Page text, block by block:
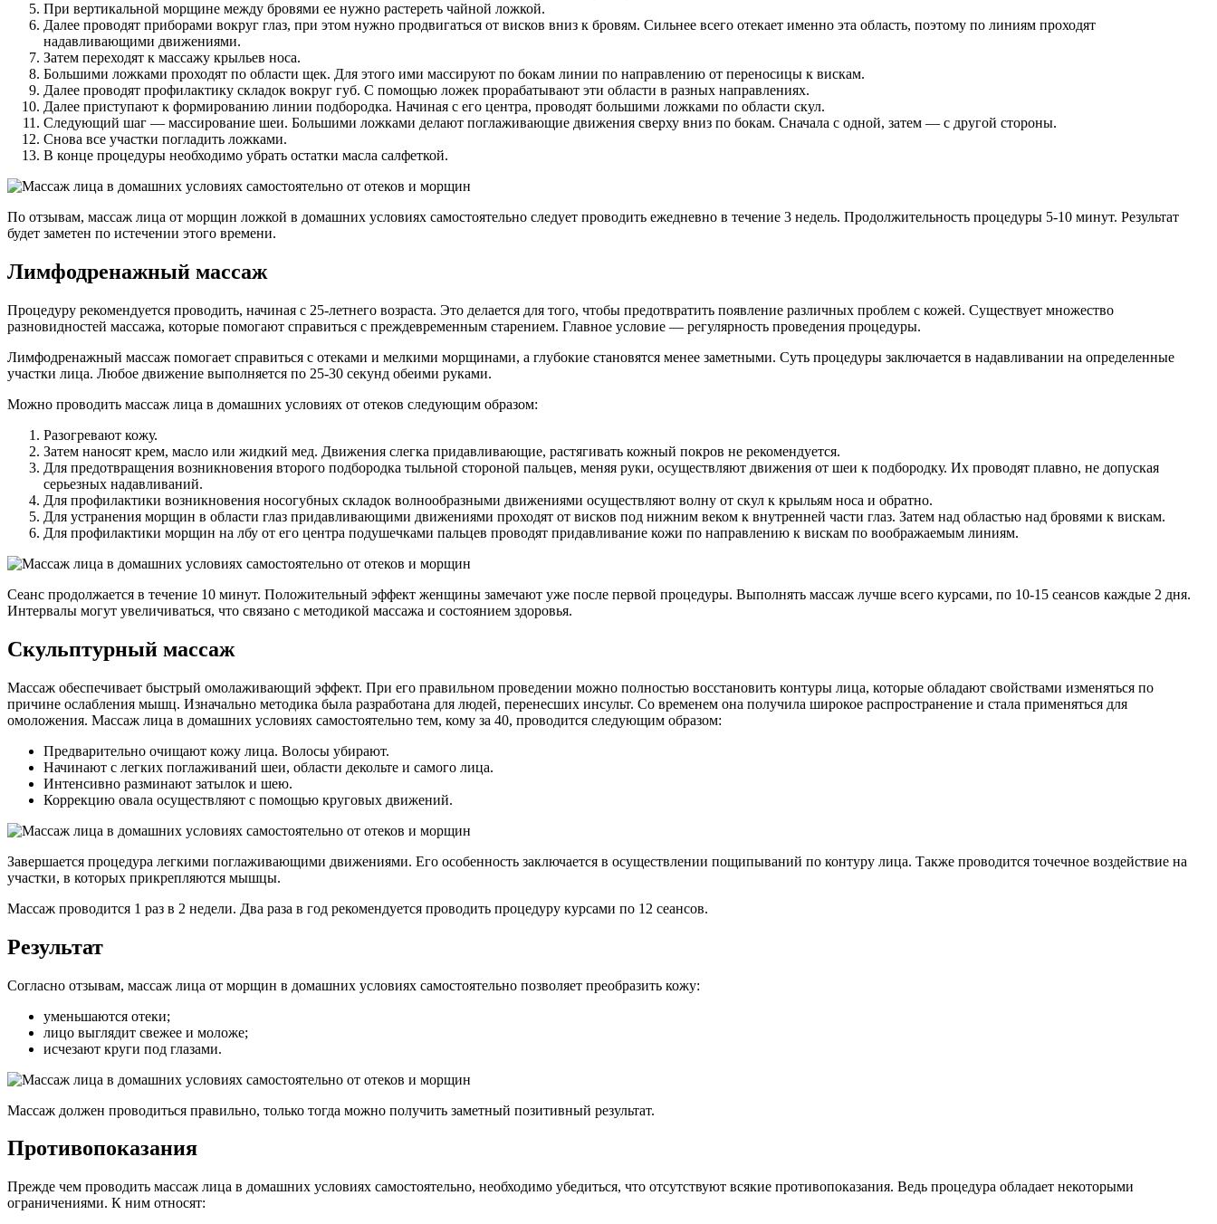
При вертикальной морщине между бровями ее нужно растереть чайной ложкой.
Далее проводят приборами вокруг глаз, при этом нужно продвигаться от висков вниз к бровям. Сильнее всего отекает именно эта область, поэтому по линиям проходят
надавливающими движениями.
Затем переходят к массажу крыльев носа.
Большими ложками проходят по области щек. Для этого ими массируют по бокам линии по направлению от переносицы к вискам.
Далее проводят профилактику складок вокруг губ. С помощью ложек прорабатывают эти области в разных направлениях.
Далее приступают к формированию линии подбородка. Начиная с его центра, проводят большими ложками по области скул.
Следующий шаг — массирование шеи. Большими ложками делают поглаживающие движения сверху вниз по бокам. Сначала с одной, затем — с другой стороны.
Снова все участки погладить ложками.
В конце процедуры необходимо убрать остатки масла салфеткой.
По отзывам, массаж лица от морщин ложкой в домашних условиях самостоятельно следует проводить ежедневно в течение 3 недель. Продолжительность процедуры 5-10 минут. Результат
будет заметен по истечении этого времени.
Лимфодренажный массаж
Процедуру рекомендуется проводить, начиная с 25-летнего возраста. Это делается для того, чтобы предотвратить появление различных проблем с кожей. Существует множество
разновидностей массажа, которые помогают справиться с преждевременным старением. Главное условие — регулярность проведения процедуры.
Лимфодренажный массаж помогает справиться с отеками и мелкими морщинами, а глубокие становятся менее заметными. Суть процедуры заключается в надавливании на определенные
участки лица. Любое движение выполняется по 25-30 секунд обеими руками.
Можно проводить массаж лица в домашних условиях от отеков следующим образом:
Разогревают кожу.
Затем наносят крем, масло или жидкий мед. Движения слегка придавливающие, растягивать кожный покров не рекомендуется.
Для предотвращения возникновения второго подбородка тыльной стороной пальцев, меняя руки, осуществляют движения от шеи к подбородку. Их проводят плавно, не допуская
серьезных надавливаний.
Для профилактики возникновения носогубных складок волнообразными движениями осуществляют волну от скул к крыльям носа и обратно.
Для устранения морщин в области глаз придавливающими движениями проходят от висков под нижним веком к внутренней части глаз. Затем над областью над бровями к вискам.
Для профилактики морщин на лбу от его центра подушечками пальцев проводят придавливание кожи по направлению к вискам по воображаемым линиям.
Сеанс продолжается в течение 10 минут. Положительный эффект женщины замечают уже после первой процедуры. Выполнять массаж лучше всего курсами, по 10-15 сеансов каждые 2 дня.
Интервалы могут увеличиваться, что связано с методикой массажа и состоянием здоровья.
Скульптурный массаж
Массаж обеспечивает быстрый омолаживающий эффект. При его правильном проведении можно полностью восстановить контуры лица, которые обладают свойствами изменяться по
причине ослабления мышц. Изначально методика была разработана для людей, перенесших инсульт. Со временем она получила широкое распространение и стала применяться для
омоложения. Массаж лица в домашних условиях самостоятельно тем, кому за 40, проводится следующим образом:
Предварительно очищают кожу лица. Волосы убирают.
Начинают с легких поглаживаний шеи, области декольте и самого лица.
Интенсивно разминают затылок и шею.
Коррекцию овала осуществляют с помощью круговых движений.
Завершается процедура легкими поглаживающими движениями. Его особенность заключается в осуществлении пощипываний по контуру лица. Также проводится точечное воздействие на
участки, в которых прикрепляются мышцы.
Массаж проводится 1 раз в 2 недели. Два раза в год рекомендуется проводить процедуру курсами по 12 сеансов.
Результат
Согласно отзывам, массаж лица от морщин в домашних условиях самостоятельно позволяет преобразить кожу:
уменьшаются отеки;
лицо выглядит свежее и моложе;
исчезают круги под глазами.
Массаж должен проводиться правильно, только тогда можно получить заметный позитивный результат.
Противопоказания
Прежде чем проводить массаж лица в домашних условиях самостоятельно, необходимо убедиться, что отсутствуют всякие противопоказания. Ведь процедура обладает некоторыми
ограничениями. К ним относят: